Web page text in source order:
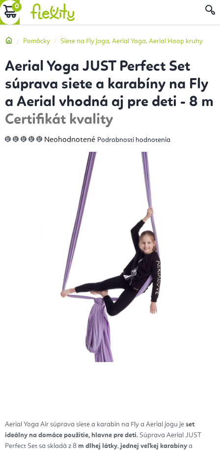
Prejsť
na
NÁKUPNÝ
DomovPomôcky Siete na Fly joga, Aerial Yoga, Aerial Hoop kruhy
Aerial Yoga Air súprava siete a karabín na Fly a Aerial jogu je set
ideálny na domáce použitie, hlavne pre deti. Súprava Aerial JUST
Perfect Set sa skladá z 8 m dlhej látky, jednej veľkej karabíny a
Aerial Yoga JUST Perfect Set
súprava siete a karabíny na Fly
a Aerial vhodná aj pre deti - 8 m
Certifikát kvality
Priemerné
hodnotenie
Neohodnotené Podrobnosti hodnotenia